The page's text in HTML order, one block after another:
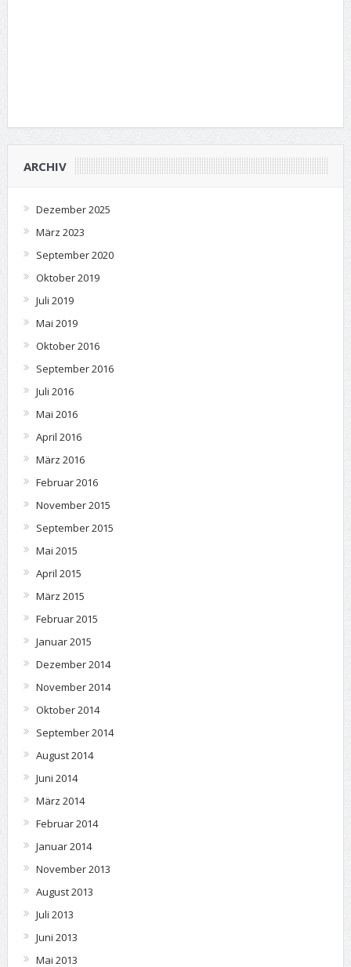
ARCHIV
Dezember 2025
März 2023
September 2020
Oktober 2019
Juli 2019
Mai 2019
Oktober 2016
September 2016
Juli 2016
Mai 2016
April 2016
März 2016
Februar 2016
November 2015
September 2015
Mai 2015
April 2015
März 2015
Februar 2015
Januar 2015
Dezember 2014
November 2014
Oktober 2014
September 2014
August 2014
Juni 2014
März 2014
Februar 2014
Januar 2014
November 2013
August 2013
Juli 2013
Juni 2013
Mai 2013